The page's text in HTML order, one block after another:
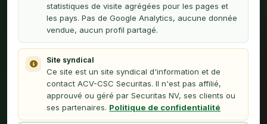
À PROPOS
Politique de confidentialité
Nederlands (NL)
Webmaster
Cette plateforme est une initiative des délégués syndicaux de
l'ACV-Securitas et n'est pas affiliée à Securitas NV.
statistiques de visite agrégées pour les pages et
les pays. Pas de Google Analytics, aucune donnée
vendue, aucun profil partagé.
Site syndical
Ce site est un site syndical d'information et de
contact ACV-CSC Securitas. Il n'est pas affilié,
approuvé ou géré par Securitas NV, ses clients ou
ses partenaires. Politique de confidentialité